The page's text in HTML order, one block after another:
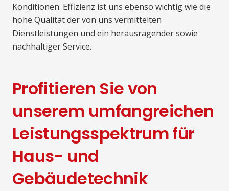
Konditionen. Effizienz ist uns ebenso wichtig wie die
hohe Qualität der von uns vermittelten
Dienstleistungen und ein herausragender sowie
nachhaltiger Service.
Profitieren Sie von
unserem umfangreichen
Leistungsspektrum für
Haus- und
Gebäudetechnik